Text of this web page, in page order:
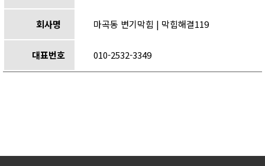
회사명 마곡동 변기막힘 | 막힘해결119
대표번호 010-2532-3349